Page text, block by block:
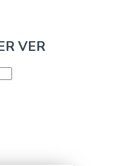
VER